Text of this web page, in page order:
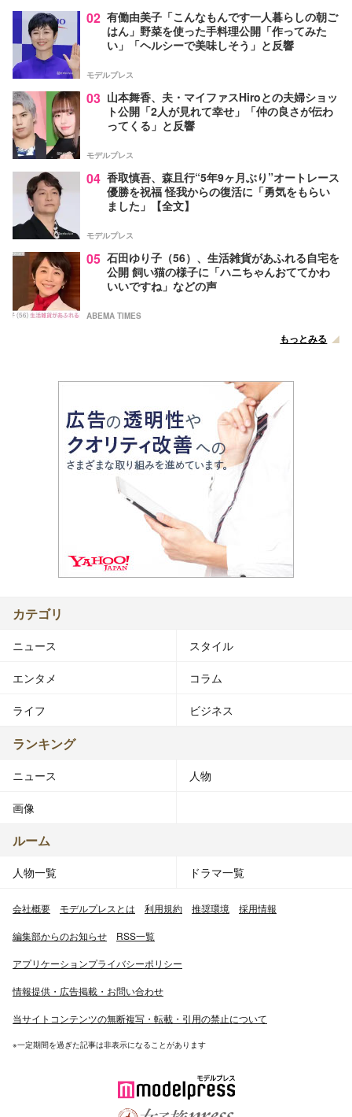
02 有働由美子「こんなもんです一人暮らしの朝ご
はん」野菜を使った手料理公開「作ってみた
い」「ヘルシーで美味しそう」と反響
モデルプレス
03 山本舞香、夫・マイファスHiroとの夫婦ショッ
ト公開「2人が見れて幸せ」「仲の良さが伝わ
ってくる」と反響
モデルプレス
04 香取慎吾、森且行“5年9ヶ月ぶり”オートレース
優勝を祝福 怪我からの復活に「勇気をもらい
ました」【全文】
モデルプレス
05 石田ゆり子（56）、生活雑貨があふれる自宅を
公開 飼い猫の様子に「ハニちゃんおててかわ
いいですね」などの声
ABEMA TIMES
もっとみる
カテゴリ
ニュース スタイル
エンタメ コラム
ライフ ビジネス
ランキング
ニュース 人物
画像
ルーム
人物一覧 ドラマ一覧
会社概要 モデルプレスとは 利用規約 推奨環境 採用情報
編集部からのお知らせ RSS一覧
アプリケーションプライバシーポリシー
情報提供・広告掲載・お問い合わせ
当サイトコンテンツの無断複写・転載・引用の禁止について
※一定期間を過ぎた記事は非表示になることがあります